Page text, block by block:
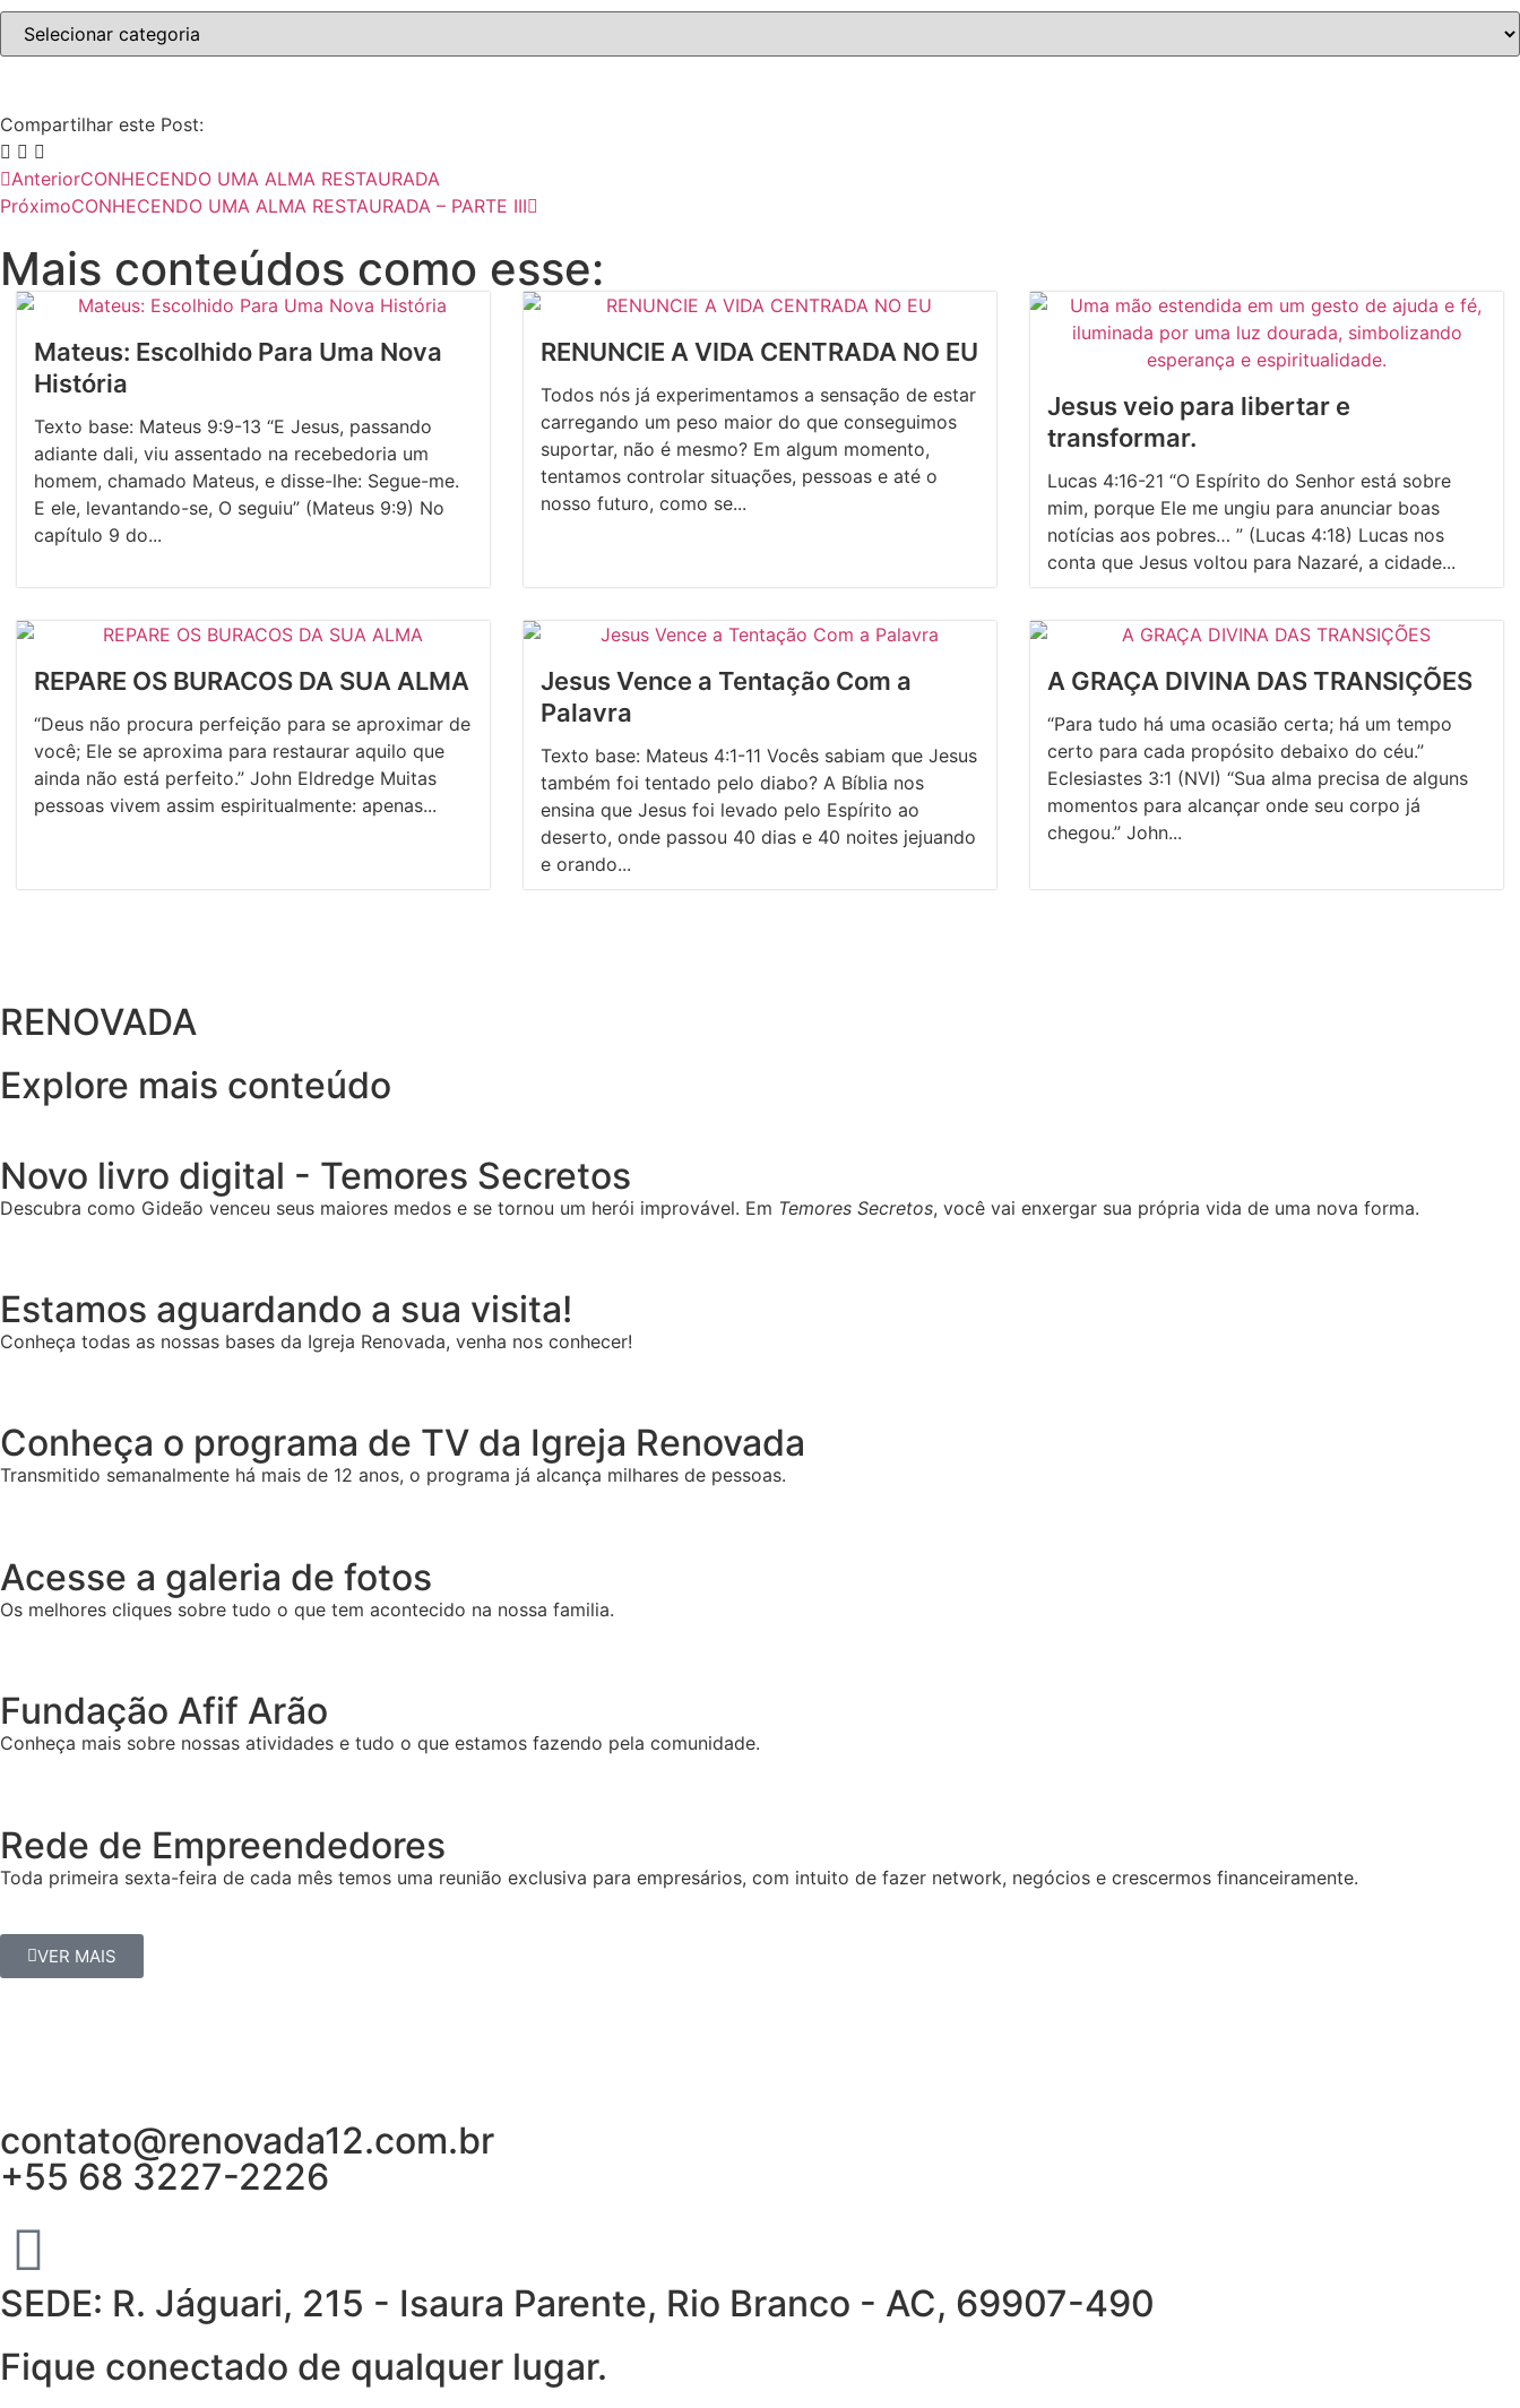
Compartilhar este Post:
AnteriorCONHECENDO UMA ALMA RESTAURADA
PróximoCONHECENDO UMA ALMA RESTAURADA – PARTE III
Mais conteúdos como esse:
Mateus: Escolhido Para Uma Nova
História
Texto base: Mateus 9:9-13 “E Jesus, passando
adiante dali, viu assentado na recebedoria um
homem, chamado Mateus, e disse-lhe: Segue-me.
E ele, levantando-se, O seguiu” (Mateus 9:9) No
capítulo 9 do...
RENUNCIE A VIDA CENTRADA NO EU
Todos nós já experimentamos a sensação de estar
carregando um peso maior do que conseguimos
suportar, não é mesmo? Em algum momento,
tentamos controlar situações, pessoas e até o
nosso futuro, como se...
Jesus veio para libertar e
transformar.
Lucas 4:16-21 “O Espírito do Senhor está sobre
mim, porque Ele me ungiu para anunciar boas
notícias aos pobres… ” (Lucas 4:18) Lucas nos
conta que Jesus voltou para Nazaré, a cidade...
REPARE OS BURACOS DA SUA ALMA
“Deus não procura perfeição para se aproximar de
você; Ele se aproxima para restaurar aquilo que
ainda não está perfeito.” John Eldredge Muitas
pessoas vivem assim espiritualmente: apenas...
Jesus Vence a Tentação Com a
Palavra
Texto base: Mateus 4:1-11 Vocês sabiam que Jesus
também foi tentado pelo diabo? A Bíblia nos
ensina que Jesus foi levado pelo Espírito ao
deserto, onde passou 40 dias e 40 noites jejuando
e orando...
A GRAÇA DIVINA DAS TRANSIÇÕES
“Para tudo há uma ocasião certa; há um tempo
certo para cada propósito debaixo do céu.”
Eclesiastes 3:1 (NVI) “Sua alma precisa de alguns
momentos para alcançar onde seu corpo já
chegou.” John...
RENOVADA
Explore mais conteúdo
Novo livro digital - Temores Secretos
Descubra como Gideão venceu seus maiores medos e se tornou um herói improvável. Em Temores Secretos, você vai enxergar sua própria vida de uma nova forma.
Estamos aguardando a sua visita!
Conheça todas as nossas bases da Igreja Renovada, venha nos conhecer!
Conheça o programa de TV da Igreja Renovada
Transmitido semanalmente há mais de 12 anos, o programa já alcança milhares de pessoas.
Acesse a galeria de fotos
Os melhores cliques sobre tudo o que tem acontecido na nossa familia.
Fundação Afif Arão
Conheça mais sobre nossas atividades e tudo o que estamos fazendo pela comunidade.
Rede de Empreendedores
Toda primeira sexta-feira de cada mês temos uma reunião exclusiva para empresários, com intuito de fazer network, negócios e crescermos financeiramente.
VER MAIS
contato@renovada12.com.br
+55 68 3227-2226
SEDE: R. Jáguari, 215 - Isaura Parente, Rio Branco - AC, 69907-490
Fique conectado de qualquer lugar.